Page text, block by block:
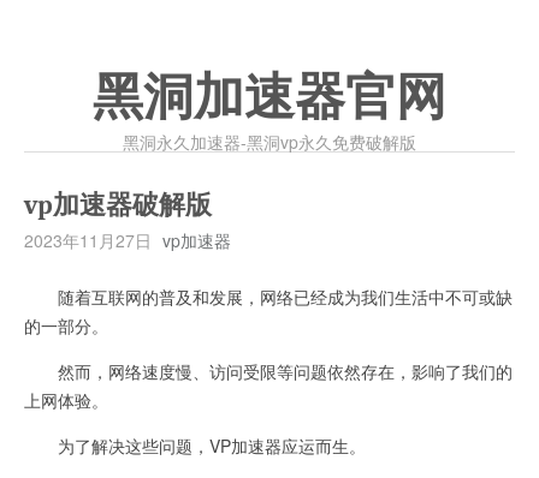
黑洞加速器官网
黑洞永久加速器-黑洞vp永久免费破解版
vp加速器破解版
2023年11月27日 vp加速器
随着互联网的普及和发展，网络已经成为我们生活中不可或缺
的一部分。
然而，网络速度慢、访问受限等问题依然存在，影响了我们的
上网体验。
为了解决这些问题，VP加速器应运而生。